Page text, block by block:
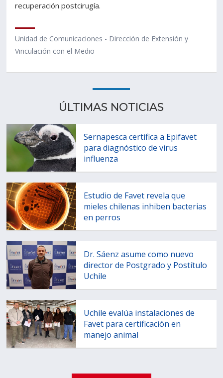
recuperación postcirugía.
Unidad de Comunicaciones - Dirección de Extensión y
Vinculación con el Medio
ÚLTIMAS NOTICIAS
Sernapesca certifica a Epifavet
para diagnóstico de virus
influenza
Estudio de Favet revela que
mieles chilenas inhiben bacterias
en perros
Dr. Sáenz asume como nuevo
director de Postgrado y Postítulo
Uchile
Uchile evalúa instalaciones de
Favet para certificación en
manejo animal